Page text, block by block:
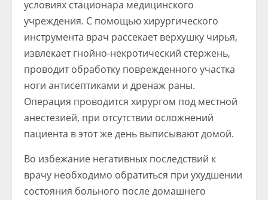
условиях стационара медицинского
учреждения. С помощью хирургического
инструмента врач рассекает верхушку чирья,
извлекает гнойно-некротический стержень,
проводит обработку поврежденного участка
ноги антисептиками и дренаж раны.
Операция проводится хирургом под местной
анестезией, при отсутствии осложнений
пациента в этот же день выписывают домой.
Во избежание негативных последствий к
врачу необходимо обратиться при ухудшении
состояния больного после домашнего